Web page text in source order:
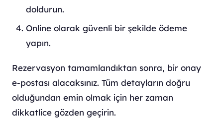
doldurun.
Online olarak güvenli bir şekilde ödeme
yapın.
Rezervasyon tamamlandıktan sonra, bir onay
e-postası alacaksınız. Tüm detayların doğru
olduğundan emin olmak için her zaman
dikkatlice gözden geçirin.